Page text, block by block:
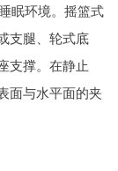
眠环境。摇篮式
支腿、轮式底
支撑。在静止
面与水平面的夹